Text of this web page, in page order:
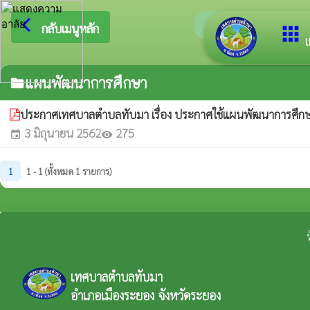
apps
arrow_back_ios กลับเมนูหลัก ยินดีต้อนรับสู่เ
folderแผนพัฒนาการศึกษา
ประกาศเทศบาลตำบลทับมา เรื่อง ประกาศใช้แผนพัฒนาการศึ
event 3 มิถุนายน 2562visibility 275
1 1 - 1 (ทั้งหมด 1 รายการ)
เทศบาลตำบลทับมา
อำเภอเมืองระยอง จังหวัดระยอง